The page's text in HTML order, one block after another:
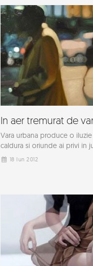
In aer tremurat de
Vara urbana produce o
caldura si oriunde ai privi in
18 Iun 2012